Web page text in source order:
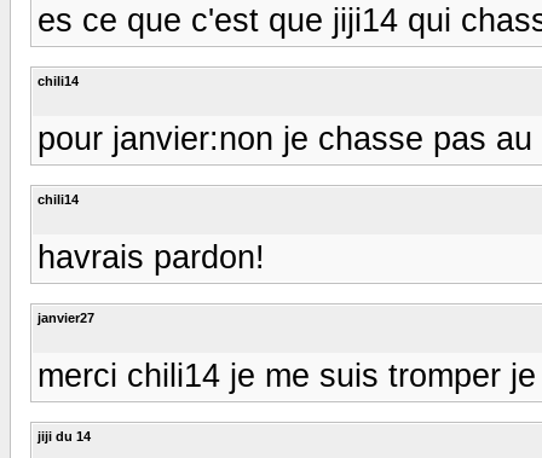
es ce que c'est que jiji14 qui
chili14
pour janvier:non je chasse pas
chili14
havrais pardon!
janvier27
merci chili14 je me suis tromper
jiji du 14